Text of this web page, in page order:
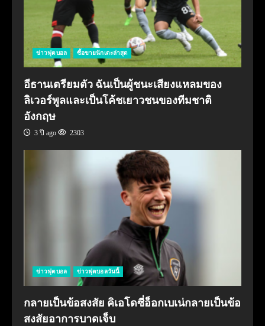
ข่าวฟุตบอล ซื้อขายนักเตะล่าสุด
อีธานเตรียมตัว ฉันเป็นผู้ชนะเสียงแหลมของ
ลิเวอร์พูลและเป็นโค้ชเยาวชนของทีมชาติ
อังกฤษ
3 ปี ago 2303
ข่าวฟุตบอล ข่าวฟุตบอลวันนี้
กลายเป็นข้อสงสัย คิเอโดซี่อ็อกเบเน่กลายเป็นข้อ
สงสัยอาการบาดเจ็บ